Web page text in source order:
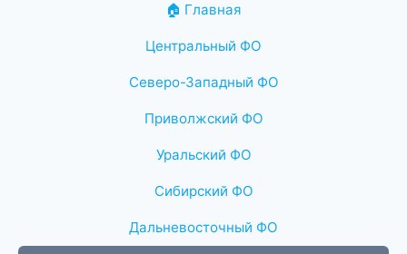
🏠 Главная
Центральный ФО
Северо-Западный ФО
Приволжский ФО
Уральский ФО
Сибирский ФО
Дальневосточный ФО